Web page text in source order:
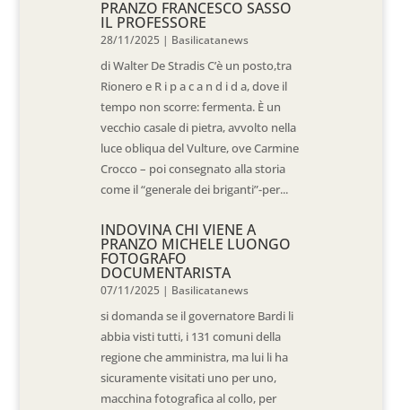
PRANZO FRANCESCO SASSO
IL PROFESSORE
28/11/2025 | Basilicatanews
di Walter De Stradis C’è un posto,tra
Rionero e R i p a c a n d i d a, dove il
tempo non scorre: fermenta. È un
vecchio casale di pietra, avvolto nella
luce obliqua del Vulture, ove Carmine
Crocco – poi consegnato alla storia
come il “generale dei briganti”-per...
INDOVINA CHI VIENE A
PRANZO MICHELE LUONGO
FOTOGRAFO
DOCUMENTARISTA
07/11/2025 | Basilicatanews
si domanda se il governatore Bardi li
abbia visti tutti, i 131 comuni della
regione che amministra, ma lui li ha
sicuramente visitati uno per uno,
macchina fotografica al collo, per